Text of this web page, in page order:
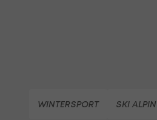
WINTERSPORT SKI ALPIN